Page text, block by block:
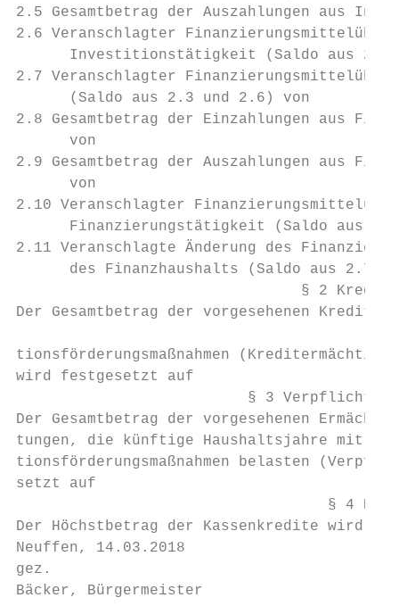
2.5 Gesamtbetrag der Auszahlungen aus
2.6 Veranschlagter
Investitionstätigkeit (Saldo aus
2.7 Veranschlagter
(Saldo aus 2.3 und 2.6) von
2.8 Gesamtbetrag der Einzahlungen
von
2.9 Gesamtbetrag der Auszahlungen aus
von
2.10 Veranschlagter
Finanzierungstätigkeit (Saldo aus
2.11 Veranschlagte Änderung des
des Finanzhaushalts (Saldo aus 2.7
§ 2
Der Gesamtbetrag der vorgesehenen
tionsförderungsmaßnahmen
wird festgesetzt auf
§ 3
Der Gesamtbetrag der vorgesehenen
tungen, die künftige Haushaltsjahre mit
tionsförderungsmaßnahmen belasten
setzt auf
§ 4
Der Höchstbetrag der Kassenkredite
Neuffen, 14.03.2018
gez.
Bäcker, Bürgermeister